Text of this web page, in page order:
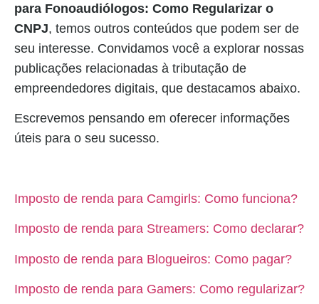
para Fonoaudiólogos: Como Regularizar o
CNPJ, temos outros conteúdos que podem ser de
seu interesse. Convidamos você a explorar nossas
publicações relacionadas à tributação de
empreendedores digitais, que destacamos abaixo.
Escrevemos pensando em oferecer informações
úteis para o seu sucesso.
Imposto de renda para Camgirls: Como funciona?
Imposto de renda para Streamers: Como declarar?
Imposto de renda para Blogueiros: Como pagar?
Imposto de renda para Gamers: Como regularizar?